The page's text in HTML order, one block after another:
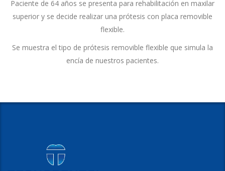
Paciente de 64 años se presenta para rehabilitación en maxilar
superior y se decide realizar una prótesis con placa removible
flexible.
Se muestra el tipo de prótesis removible flexible que simula la
encía de nuestros pacientes.